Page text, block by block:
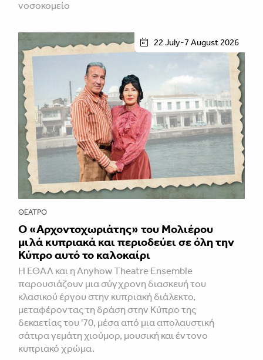
νοσοκομείο
22 July-7 August 2026
ΘΈΑΤΡΟ
Ο «Αρχοντοχωριάτης» του Μολιέρου
μιλά κυπριακά και περιοδεύει σε όλη την
Κύπρο αυτό το καλοκαίρι
Η ΕΘΑΛ και η Anyhow Theatre Ensemble
παρουσιάζουν μια σύγχρονη διασκευή του
κλασικού έργου στην κυπριακή διάλεκτο,
μεταφέροντας τη δράση στην Κύπρο της
δεκαετίας του '70, μέσα από μια απολαυστική
σάτιρα γεμάτη χιούμορ, μουσική και έντονο
κυπριακό χρώμα.